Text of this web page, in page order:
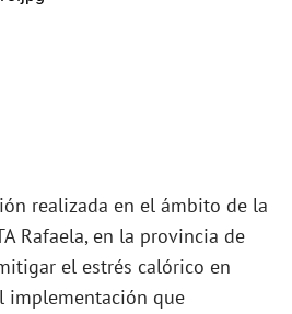
realizada en el ámbito de la
Rafaela, en la provincia de
el estrés calórico en
implementación que